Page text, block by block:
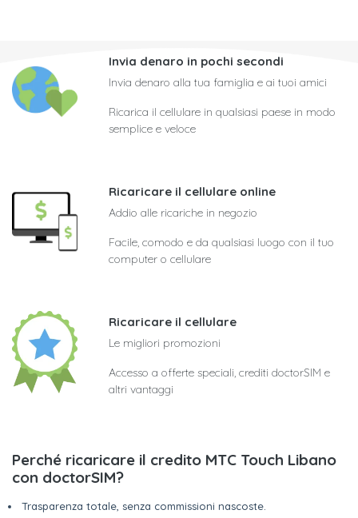
Invia denaro in pochi secondi
Invia denaro alla tua famiglia e ai tuoi amici
Ricarica il cellulare in qualsiasi paese in modo
semplice e veloce
Ricaricare il cellulare online
Addio alle ricariche in negozio
Facile, comodo e da qualsiasi luogo con il tuo
computer o cellulare
Ricaricare il cellulare
Le migliori promozioni
Accesso a offerte speciali, crediti doctorSIM e
altri vantaggi
Perché ricaricare il credito MTC Touch Libano
con doctorSIM?
Trasparenza totale, senza commissioni nascoste.